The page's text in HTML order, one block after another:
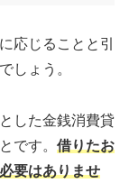
応じることと引
しょう。
した金銭消費貸
です。 借りたお
要はありませ